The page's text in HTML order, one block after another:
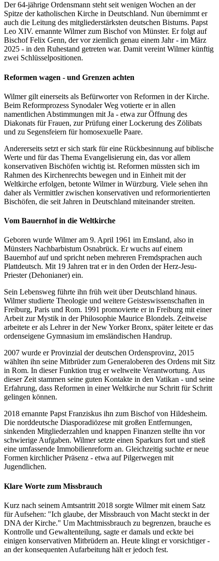
Der 64-jährige Ordensmann steht seit wenigen Wochen an der
Spitze der katholischen Kirche in Deutschland. Nun übernimmt er
auch die Leitung des mitgliederstärksten deutschen Bistums. Papst
Leo XIV. ernannte Wilmer zum Bischof von Münster. Er folgt auf
Bischof Felix Genn, der vor ziemlich genau einem Jahr - im März
2025 - in den Ruhestand getreten war. Damit vereint Wilmer künftig
zwei Schlüsselpositionen.
Reformen wagen - und Grenzen achten
Wilmer gilt einerseits als Befürworter von Reformen in der Kirche.
Beim Reformprozess Synodaler Weg votierte er in allen
namentlichen Abstimmungen mit Ja - etwa zur Öffnung des
Diakonats für Frauen, zur Prüfung einer Lockerung des Zölibats
und zu Segensfeiern für homosexuelle Paare.
Andererseits setzt er sich stark für eine Rückbesinnung auf biblische
Werte und für das Thema Evangelisierung ein, das vor allem
konservativen Bischöfen wichtig ist. Reformen müssten sich im
Rahmen des Kirchenrechts bewegen und in Einheit mit der
Weltkirche erfolgen, betonte Wilmer in Würzburg. Viele sehen ihn
daher als Vermittler zwischen konservativen und reformorientierten
Bischöfen, die seit Jahren in Deutschland miteinander streiten.
Vom Bauernhof in die Weltkirche
Geboren wurde Wilmer am 9. April 1961 im Emsland, also in
Münsters Nachbarbistum Osnabrück. Er wuchs auf einem
Bauernhof auf und spricht neben mehreren Fremdsprachen auch
Plattdeutsch. Mit 19 Jahren trat er in den Orden der Herz-Jesu-
Priester (Dehonianer) ein.
Sein Lebensweg führte ihn früh weit über Deutschland hinaus.
Wilmer studierte Theologie und weitere Geisteswissenschaften in
Freiburg, Paris und Rom. 1991 promovierte er in Freiburg mit einer
Arbeit zur Mystik in der Philosophie Maurice Blondels. Zeitweise
arbeitete er als Lehrer in der New Yorker Bronx, später leitete er das
ordenseigene Gymnasium im emsländischen Handrup.
2007 wurde er Provinzial der deutschen Ordensprovinz, 2015
wählten ihn seine Mitbrüder zum Generaloberen des Ordens mit Sitz
in Rom. In dieser Funktion trug er weltweite Verantwortung. Aus
dieser Zeit stammen seine guten Kontakte in den Vatikan - und seine
Erfahrung, dass Reformen in einer Weltkirche nur Schritt für Schritt
gelingen können.
2018 ernannte Papst Franziskus ihn zum Bischof von Hildesheim.
Die norddeutsche Diasporadiözese mit großen Entfernungen,
sinkenden Mitgliederzahlen und knappen Finanzen stellte ihn vor
schwierige Aufgaben. Wilmer setzte einen Sparkurs fort und stieß
eine umfassende Immobilienreform an. Gleichzeitig suchte er neue
Formen kirchlicher Präsenz - etwa auf Pilgerwegen mit
Jugendlichen.
Klare Worte zum Missbrauch
Kurz nach seinem Amtsantritt 2018 sorgte Wilmer mit einem Satz
für Aufsehen: "Ich glaube, der Missbrauch von Macht steckt in der
DNA der Kirche." Um Machtmissbrauch zu begrenzen, brauche es
Kontrolle und Gewaltenteilung, sagte er damals und eckte bei
einigen konservativen Mitbrüdern an. Heute klingt er vorsichtiger -
an der konsequenten Aufarbeitung hält er jedoch fest.